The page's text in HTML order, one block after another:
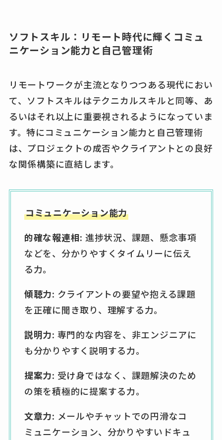
ソフトスキル：リモート時代に輝くコミュ
ニケーション能力と自己管理術
リモートワークが主流となりつつある現代におい
て、ソフトスキルはテクニカルスキルと同等、あ
るいはそれ以上に重要視されるようになっていま
す。特にコミュニケーション能力と自己管理術
は、プロジェクトの成否やクライアントとの良好
な関係構築に直結します。
コミュニケーション能力
的確な報連相: 進捗状況、課題、懸念事項
などを、分かりやすくタイムリーに伝え
る力。
傾聴力: クライアントの要望や抱える課題
を正確に聞き取り、理解する力。
説明力: 専門的な内容を、非エンジニアに
も分かりやすく説明する力。
提案力: 受け身ではなく、課題解決のため
の策を積極的に提案する力。
文章力: メールやチャットでの円滑なコ
ミュニケーション、分かりやすいドキュ